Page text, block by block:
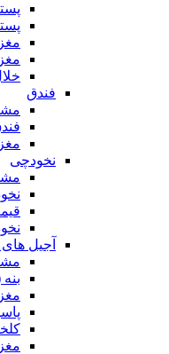
فندق
نخودچی
آجیل